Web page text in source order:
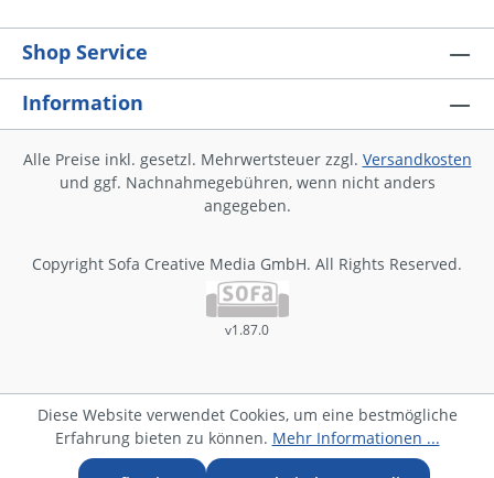
ukrainischen Inhalten bleibt die Motivation
durchgehend erhalten. Das Lernheft beinhaltet
ukrainische Arbeitsanweisungen und ukrainische
Satzbauübungen und verwendet Namen und Bilder
aus dem Kulturkreis der Schülerinnen und Schüler.
Mehrsprachig. Sprachsensibel. Zeitgemäß.Das zeichnet
die brandneuen Lernmaterialien für DaZ aus!
Shop Service
Information
Alle Preise inkl. gesetzl. Mehrwertsteuer zzgl. Versandkosten
und ggf. Nachnahmegebühren, wenn nicht anders
angegeben.
Copyright Sofa Creative Media GmbH. All Rights Reserved.
v1.87.0
Diese Website verwendet Cookies, um eine bestmögliche
Erfahrung bieten zu können. Mehr Informationen ...